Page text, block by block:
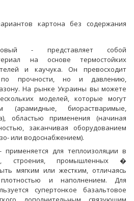
картона без содержания
- представляет собой
на основе термостойких
и каучука. Он превосходит
прочности, но и давлению,
На рынке Украины вы можете
моделей, которые могут
(арамидные, биорастваримые,
областью применения (начиная
заканчивая оборудованием
или водоснабжением).
для теплоизоляции в
строения, промышленных �
мягким или жестким, отличаясь
плотностью и наполнением. Для
супертонкое базальтовое